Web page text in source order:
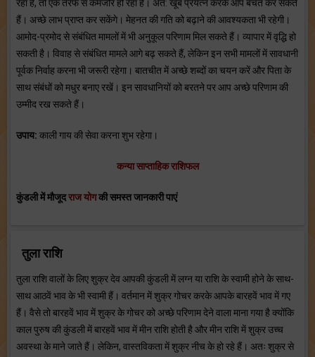
रहा है, तो एक तरफ से कमजोर हो रहा है। अत: खूब प्रयत्न करके आप बचत कर सकते
हैं। अच्छे लाभ प्राप्त कर सकेंगे। मेहनत की गति को बढ़ाने की आवश्यकता भी रहेगी।
आमोद-प्रमोद से संबंधित मामलों में भी अनुकूल परिणाम मिल सकते हैं। व्यापार में वृद्धि हो
सकती है। विवाह से संबंधित मामले आगे बढ़ सकते हैं, लेकिन इन सभी मामलों में सावधानी
पूर्वक निर्वाह करना भी जरूरी रहेगा। बातचीत में अच्छे शब्दों का चयन करें और पिता के
साथ संबंधों को मधुर बनाए रखें। इन सावधानियों को बरतने पर आप अच्छे परिणाम की
उम्मीद रख सकते हैं।
उपाय: काली गाय की सेवा करना शुभ रहेगा।
कन्या साप्ताहिक राशिफल
कुंडली में मौजूदराज योगकी समस्त जानकारी पाएं
तुला राशि
तुला राशि वालों के लिए शुक्र देव आपकी कुंडली में लग्न या राशि के स्वामी होने के साथ-
साथ आठवें भाव के भी स्वामी हैं। वर्तमान में शुक्र गोचर करके आपके बारहवें भाव में गए
हैं। वैसे तो बारहवें भाव में शुक्र के गोचर को अच्छे परिणाम देने वाला माना गया है क्योंकि
काल पुरुष की कुंडली में बारहवें भाव में मीन राशि होती है और मीन राशि में शुक्र उच्च
अवस्था के माने जाते हैं। लेकिन, वास्तविकता में शुक्र नीच के हो रहे हैं। अतः शुक्र से